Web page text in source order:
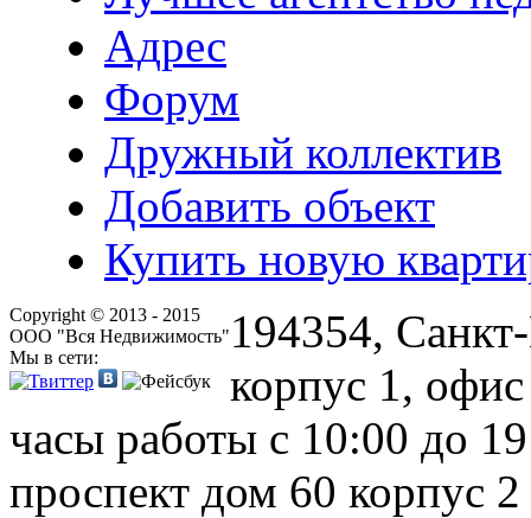
Адрес
Форум
Дружный коллектив
Добавить объект
Купить новую
Copyright © 2013 - 2015
ООО "Вся Недвижимость"
Мы в сети:
194354,
корпус 1,
часы работы с 10:00 до
проспект дом 60 корпус